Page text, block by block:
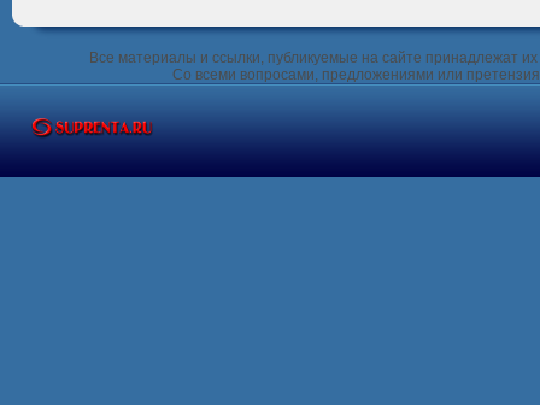
Все материалы и ссылки, публикуемые на сайте принадлежат
Со всеми вопросами, предложениями или